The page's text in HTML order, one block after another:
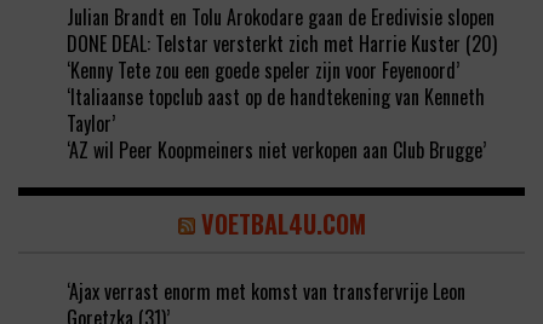
Julian Brandt en Tolu Arokodare gaan de Eredivisie slopen
DONE DEAL: Telstar versterkt zich met Harrie Kuster (20)
‘Kenny Tete zou een goede speler zijn voor Feyenoord’
‘Italiaanse topclub aast op de handtekening van Kenneth
Taylor’
‘AZ wil Peer Koopmeiners niet verkopen aan Club Brugge’
VOETBAL4U.COM
‘Ajax verrast enorm met komst van transfervrije Leon
Goretzka (31)’